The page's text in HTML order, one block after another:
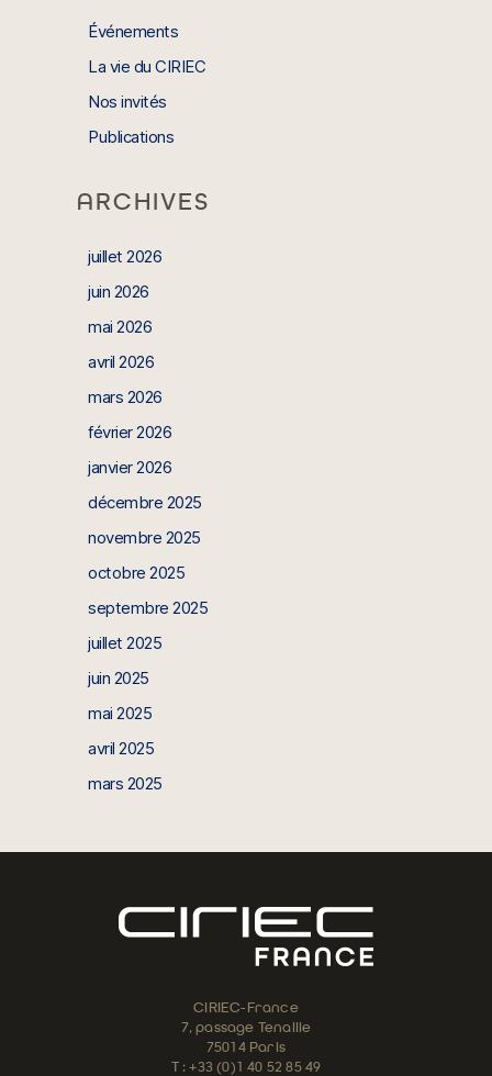
Événements
La vie du CIRIEC
Nos invités
Publications
ARCHIVES
juillet 2026
juin 2026
mai 2026
avril 2026
mars 2026
février 2026
janvier 2026
décembre 2025
novembre 2025
octobre 2025
septembre 2025
juillet 2025
juin 2025
mai 2025
avril 2025
mars 2025
CIRIEC-France
7, passage Tenaille
75014 Paris
T : +33 (0)1 40 52 85 49